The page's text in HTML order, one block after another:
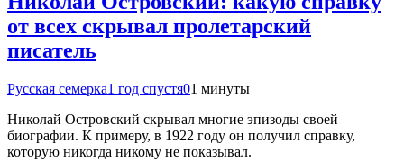
от всех скрывал пролетарский
писатель
Русская семерка1 год спустя01 минуты
Николай Островский скрывал многие эпизоды своей
биографии. К примеру, в 1922 году он получил справку,
которую никогда никому не показывал.